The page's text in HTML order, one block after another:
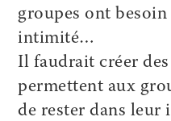
groupes ont besoin
intimité…
Il faudrait créer
permettent aux
de rester dans leur